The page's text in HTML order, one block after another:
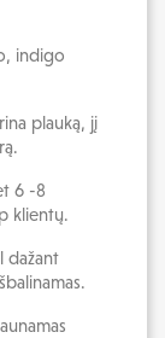
indigo
plauką, jį
6 -8
klientų.
dažant